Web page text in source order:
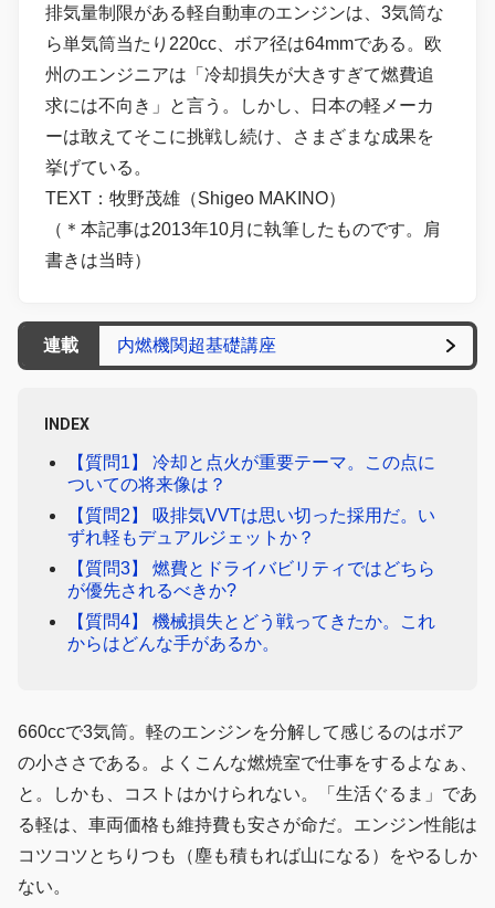
排気量制限がある軽自動車のエンジンは、3気筒な
ら単気筒当たり220cc、ボア径は64mmである。欧
州のエンジニアは「冷却損失が大きすぎて燃費追
求には不向き」と言う。しかし、日本の軽メーカ
ーは敢えてそこに挑戦し続け、さまざまな成果を
挙げている。
TEXT：牧野茂雄（Shigeo MAKINO）
（＊本記事は2013年10月に執筆したものです。肩
書きは当時）
連載 内燃機関超基礎講座
INDEX
【質問1】 冷却と点火が重要テーマ。この点に
ついての将来像は？
【質問2】 吸排気VVTは思い切った採用だ。い
ずれ軽もデュアルジェットか？
【質問3】 燃費とドライバビリティではどちら
が優先されるべきか?
【質問4】 機械損失とどう戦ってきたか。これ
からはどんな手があるか。
660ccで3気筒。軽のエンジンを分解して感じるのはボア
の小ささである。よくこんな燃焼室で仕事をするよなぁ、
と。しかも、コストはかけられない。「生活ぐるま」であ
る軽は、車両価格も維持費も安さが命だ。エンジン性能は
コツコツとちりつも（塵も積もれば山になる）をやるしか
ない。